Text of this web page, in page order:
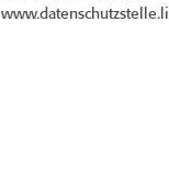
www.datenschutzstelle.li